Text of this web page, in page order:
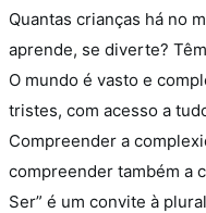
Quantas crianças há no
aprende, se diverte?
O mundo é vasto e
tristes, com acesso a
Compreender a
compreender também a
Ser” é um convite à